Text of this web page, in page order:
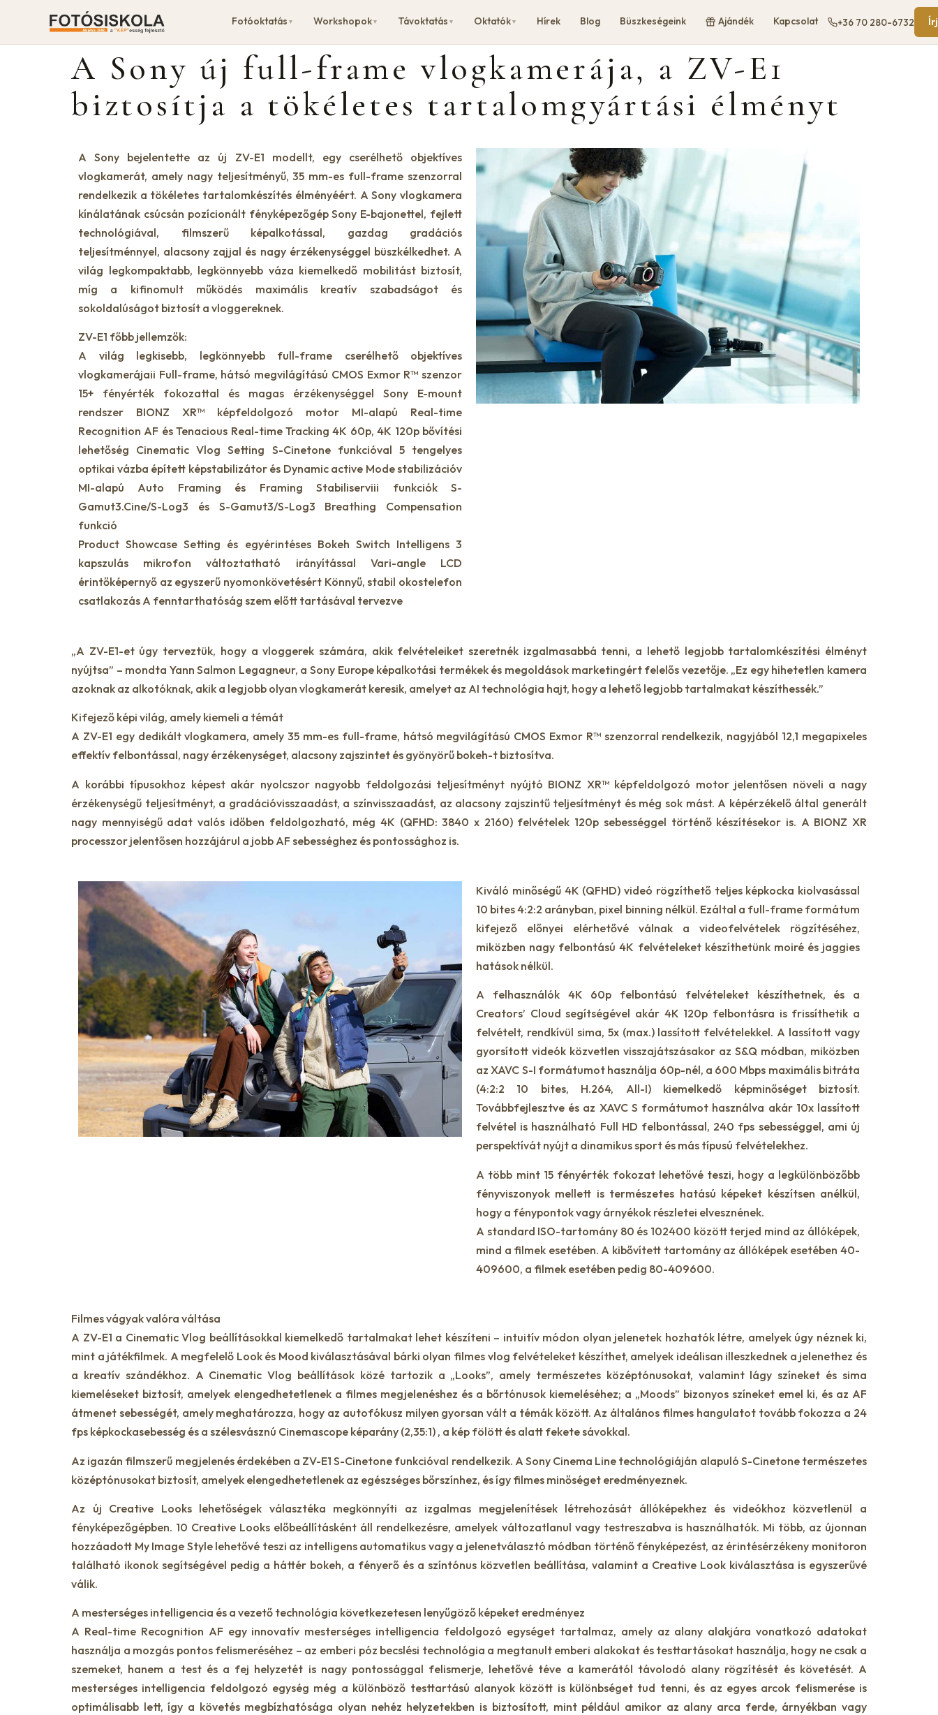
Fotóoktatás ▼ Workshopok▼ Távoktatás ▼ Oktatók▼ Hírek Blog Büszkeségeink Ajándék Kapcsolat +36 70 280-6732
A Sony új full-frame vlogkamerája, a ZV-E1
biztosítja a tökéletes tartalomgyártási élményt
A Sony bejelentette az új ZV-E1 modellt, egy cserélhető objektíves
vlogkamerát, amely nagy teljesítményű, 35 mm-es full-frame szenzorral
rendelkezik a tökéletes tartalomkészítés élményéért. A Sony vlogkamera
kínálatának csúcsán pozícionált fényképezőgép Sony E-bajonettel, fejlett
technológiával, filmszerű képalkotással, gazdag gradációs
teljesítménnyel, alacsony zajjal és nagy érzékenységgel büszkélkedhet. A
világ legkompaktabb, legkönnyebb váza kiemelkedő mobilitást biztosít,
míg a kifinomult működés maximális kreatív szabadságot és
sokoldalúságot biztosít a vloggereknek.
ZV-E1 főbb jellemzők:
A világ legkisebb, legkönnyebb full-frame cserélhető objektíves
vlogkamerájaii Full-frame, hátsó megvilágítású CMOS Exmor R™ szenzor
15+ fényérték fokozattal és magas érzékenységgel Sony E-mount
rendszer BIONZ XR™ képfeldolgozó motor MI-alapú Real-time
Recognition AF és Tenacious Real-time Tracking 4K 60p, 4K 120p bővítési
lehetőség Cinematic Vlog Setting S-Cinetone funkcióval 5 tengelyes
optikai vázba épített képstabilizátor és Dynamic active Mode stabilizációv
MI-alapú Auto Framing és Framing Stabiliserviii funkciók S-
Gamut3.Cine/S-Log3 és S-Gamut3/S-Log3 Breathing Compensation
funkció
Product Showcase Setting és egyérintéses Bokeh Switch Intelligens 3
kapszulás mikrofon változtatható irányítással Vari-angle LCD
érintőképernyő az egyszerű nyomonkövetésért Könnyű, stabil okostelefon
csatlakozás A fenntarthatóság szem előtt tartásával tervezve
„A ZV-E1-et úgy terveztük, hogy a vloggerek számára, akik felvételeiket szeretnék izgalmasabbá tenni, a lehető legjobb tartalomkészítési élményt
nyújtsa” – mondta Yann Salmon Legagneur, a Sony Europe képalkotási termékek és megoldások marketingért felelős vezetője. „Ez egy hihetetlen kamera
azoknak az alkotóknak, akik a legjobb olyan vlogkamerát keresik, amelyet az AI technológia hajt, hogy a lehető legjobb tartalmakat készíthessék.”
Kifejező képi világ, amely kiemeli a témát
A ZV-E1 egy dedikált vlogkamera, amely 35 mm-es full-frame, hátsó megvilágítású CMOS Exmor R™ szenzorral rendelkezik, nagyjából 12,1 megapixeles
effektív felbontással, nagy érzékenységet, alacsony zajszintet és gyönyörű bokeh-t biztosítva.
A korábbi típusokhoz képest akár nyolcszor nagyobb feldolgozási teljesítményt nyújtó BIONZ XR™ képfeldolgozó motor jelentősen növeli a nagy
érzékenységű teljesítményt, a gradációvisszaadást, a színvisszaadást, az alacsony zajszintű teljesítményt és még sok mást. A képérzékelő által generált
nagy mennyiségű adat valós időben feldolgozható, még 4K (QFHD: 3840 x 2160) felvételek 120p sebességgel történő készítésekor is. A BIONZ XR
processzor jelentősen hozzájárul a jobb AF sebességhez és pontossághoz is.
Kiváló minőségű 4K (QFHD) videó rögzíthető teljes képkocka kiolvasással
10 bites 4:2:2 arányban, pixel binning nélkül. Ezáltal a full-frame formátum
kifejező előnyei elérhetővé válnak a videofelvételek rögzítéséhez,
miközben nagy felbontású 4K felvételeket készíthetünk moiré és jaggies
hatások nélkül.
A felhasználók 4K 60p felbontású felvételeket készíthetnek, és a
Creators’ Cloud segítségével akár 4K 120p felbontásra is frissíthetik a
felvételt, rendkívül sima, 5x (max.) lassított felvételekkel. A lassított vagy
gyorsított videók közvetlen visszajátszásakor az S&Q módban, miközben
az XAVC S-I formátumot használja 60p-nél, a 600 Mbps maximális bitráta
(4:2:2 10 bites, H.264, All-I) kiemelkedő képminőséget biztosít.
Továbbfejlesztve és az XAVC S formátumot használva akár 10x lassított
felvétel is használható Full HD felbontással, 240 fps sebességgel, ami új
perspektívát nyújt a dinamikus sport és más típusú felvételekhez.
A több mint 15 fényérték fokozat lehetővé teszi, hogy a legkülönbözőbb
fényviszonyok mellett is természetes hatású képeket készítsen anélkül,
hogy a fénypontok vagy árnyékok részletei elvesznének.
A standard ISO-tartomány 80 és 102400 között terjed mind az állóképek,
mind a filmek esetében. A kibővített tartomány az állóképek esetében 40-
409600, a filmek esetében pedig 80-409600.
Filmes vágyak valóra váltása
A ZV-E1 a Cinematic Vlog beállításokkal kiemelkedő tartalmakat lehet készíteni – intuitív módon olyan jelenetek hozhatók létre, amelyek úgy néznek ki,
mint a játékfilmek. A megfelelő Look és Mood kiválasztásával bárki olyan filmes vlog felvételeket készíthet, amelyek ideálisan illeszkednek a jelenethez és
a kreatív szándékhoz. A Cinematic Vlog beállítások közé tartozik a „Looks”, amely természetes középtónusokat, valamint lágy színeket és sima
kiemeléseket biztosít, amelyek elengedhetetlenek a filmes megjelenéshez és a bőrtónusok kiemeléséhez; a „Moods” bizonyos színeket emel ki, és az AF
átmenet sebességét, amely meghatározza, hogy az autofókusz milyen gyorsan vált a témák között. Az általános filmes hangulatot tovább fokozza a 24
fps képkockasebesség és a szélesvásznú Cinemascope képarány (2,35:1) , a kép fölött és alatt fekete sávokkal.
Az igazán filmszerű megjelenés érdekében a ZV-E1 S-Cinetone funkcióval rendelkezik. A Sony Cinema Line technológiáján alapuló S-Cinetone természetes
középtónusokat biztosít, amelyek elengedhetetlenek az egészséges bőrszínhez, és így filmes minőséget eredményeznek.
Az új Creative Looks lehetőségek választéka megkönnyíti az izgalmas megjelenítések létrehozását állóképekhez és videókhoz közvetlenül a
fényképezőgépben. 10 Creative Looks előbeállításként áll rendelkezésre, amelyek változatlanul vagy testreszabva is használhatók. Mi több, az újonnan
hozzáadott My Image Style lehetővé teszi az intelligens automatikus vagy a jelenetválasztó módban történő fényképezést, az érintésérzékeny monitoron
található ikonok segítségével pedig a háttér bokeh, a fényerő és a színtónus közvetlen beállítása, valamint a Creative Look kiválasztása is egyszerűvé
válik.
A mesterséges intelligencia és a vezető technológia következetesen lenyűgöző képeket eredményez
A Real-time Recognition AF egy innovatív mesterséges intelligencia feldolgozó egységet tartalmaz, amely az alany alakjára vonatkozó adatokat
használja a mozgás pontos felismeréséhez – az emberi póz becslési technológia a megtanult emberi alakokat és testtartásokat használja, hogy ne csak a
szemeket, hanem a test és a fej helyzetét is nagy pontossággal felismerje, lehetővé téve a kamerától távolodó alany rögzítését és követését. A
mesterséges intelligencia feldolgozó egység még a különböző testtartású alanyok között is különbséget tud tenni, és az egyes arcok felismerése is
optimálisabb lett, így a követés megbízhatósága olyan nehéz helyzetekben is biztosított, mint például amikor az alany arca ferde, árnyékban vagy